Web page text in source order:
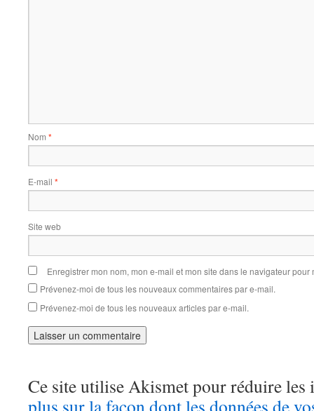
Nom *
E-mail *
Site web
Enregistrer mon nom, mon e-mail et mon site dans le navigateur
Prévenez-moi de tous les nouveaux commentaires par e-mail.
Prévenez-moi de tous les nouveaux articles par e-mail.
Ce site utilise Akismet pour réduire les
plus sur la façon dont les données de